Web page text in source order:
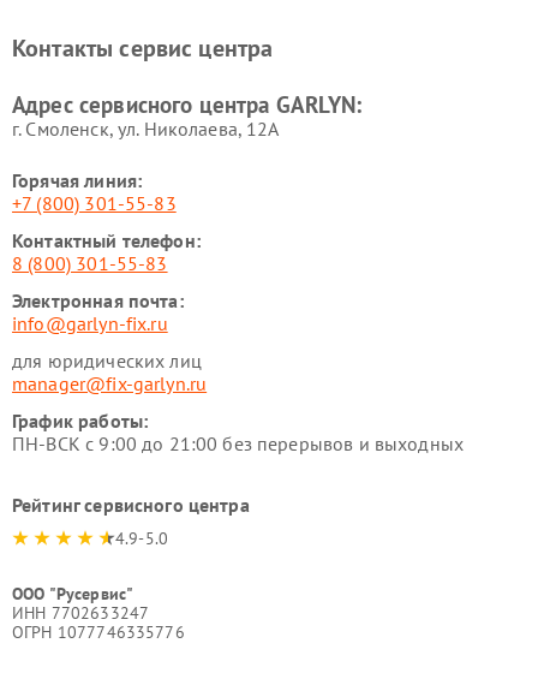
стеклоочистителей GARLYN
GARLYN
GARLYN
Контакты сервис центра
Адрес сервисного центра GARLYN:
г. Смоленск, ул. Николаева, 12А
Горячая линия:
+7 (800) 301-55-83
Контактный телефон:
8 (800) 301-55-83
Электронная почта:
info@garlyn-fix.ru
для юридических лиц
manager@fix-garlyn.ru
График работы:
ПН-ВСК с 9:00 до 21:00 без перерывов и выходных
Рейтинг сервисного центра
4.9-5.0
ООО "Русервис"
ИНН 7702633247
ОГРН 1077746335776